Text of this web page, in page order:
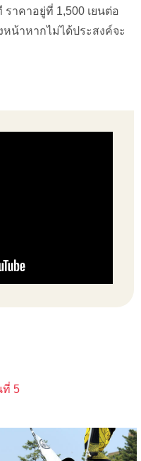
ราคาอยู่ที่ 1,500 เยนต่อ
น้าหากไม่ได้ประสงค์จะ
ที่ 5